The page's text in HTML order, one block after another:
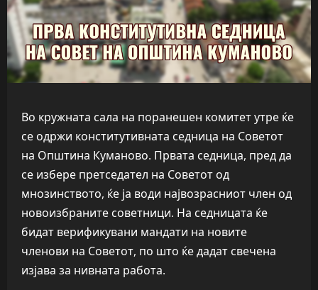
Во кружната сала на поранешен комитет утре ќе
се одржи конститутивната седница на Советот
на Општина Куманово. Првата седница, пред да
се избере претседател на Советот од
мнозинството, ќе ја води највозрасниот член од
новоизбраните советници. На седницата ќе
бидат верификувани мандати на новите
членови на Советот, по што ќе дадат свечена
изјава за нивната работа.